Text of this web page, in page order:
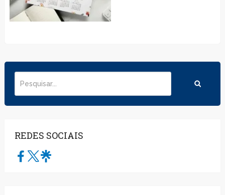
REDES SOCIAIS